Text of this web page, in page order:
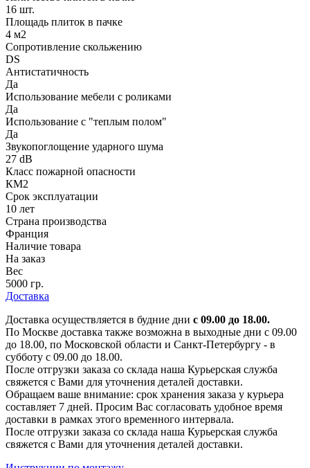
16 шт.
Площадь плиток в пачке
4 м2
Сопротивление скольжению
DS
Антистатичность
Да
Использование мебели с роликами
Да
Использование с "теплым полом"
Да
Звукопоглощение ударного шума
27 dB
Класс пожарной опасности
КМ2
Срок эксплуатации
10 лет
Страна производства
Франция
Наличие товара
На заказ
Вес
5000 гр.
Доставка
Доставка осуществляется в будние дни с 09.00 до 18.00.
По Москве доставка также возможна в выходные дни с 09.00
до 18.00, по Московской области и Санкт-Петербургу - в
субботу с 09.00 до 18.00.
После отгрузки заказа со склада наша Курьерская служба
свяжется с Вами для уточнения деталей доставки.
Обращаем ваше внимание: срок хранения заказа у курьера
составляет 7 дней. Просим Вас согласовать удобное время
доставки в рамках этого временного интервала.
После отгрузки заказа со склада наша Курьерская служба
свяжется с Вами для уточнения деталей доставки.